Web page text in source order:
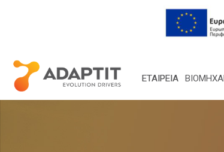
ΕΤΑΙΡΕΙΑ